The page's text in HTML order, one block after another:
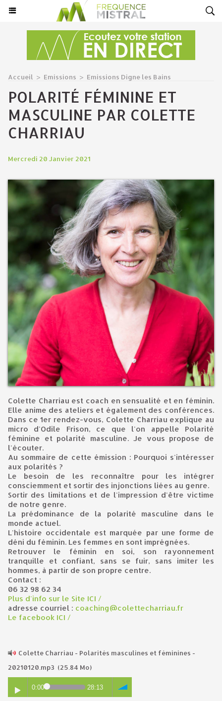
Accueil > Emissions > Emissions Digne les Bains
POLARITÉ FÉMININE ET
MASCULINE PAR COLETTE
CHARRIAU
Mercredi 20 Janvier 2021
Colette Charriau est coach en sensualité et en féminin.
Elle anime des ateliers et également des conférences.
Dans ce 1er rendez-vous, Colette Charriau explique au
micro d'Odile Frison, ce que l'on appelle Polarité
féminine et polarité masculine. Je vous propose de
l'écouter.
Au sommaire de cette émission : Pourquoi s'intéresser
aux polarités ?
Le besoin de les reconnaître pour les intégrer
consciemment et sortir des injonctions liées au genre.
Sortir des limitations et de l'impression d'être victime
de notre genre.
La prédominance de la polarité masculine dans le
monde actuel.
L'histoire occidentale est marquée par une forme de
déni du féminin. Les femmes en sont imprégnées.
Retrouver le féminin en soi, son rayonnement
tranquille et confiant, sans se fuir, sans imiter les
hommes, à partir de son propre centre.
Contact :
06 32 98 62 34
Plus d'info sur le Site ICI /
adresse courriel : coaching@colettecharriau.fr
Le facebook ICI /
Colette Charriau - Polarités masculines et féminines -
20210120.mp3 (25.84 Mo)
0:00 28:13